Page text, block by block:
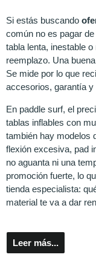
Si estás buscando
común no es pagar
tabla lenta, inestable
reemplazo. Una
Se mide por lo que
accesorios, garantía y
En paddle surf, el
tablas inflables con
también hay modelos
flexión excesiva, pad
no aguanta ni una
promoción fuerte, lo
tienda especialista:
material te va a dar
Leer más...